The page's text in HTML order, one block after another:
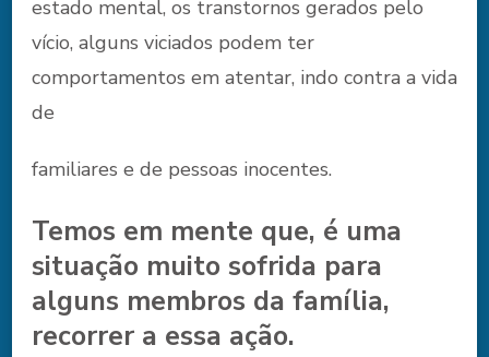
estado mental, os transtornos gerados pelo
vício, alguns viciados podem ter
comportamentos em atentar, indo contra a vida
de
familiares e de pessoas inocentes.
Temos em mente que, é uma
situação muito sofrida para
alguns membros da família,
recorrer a essa ação.